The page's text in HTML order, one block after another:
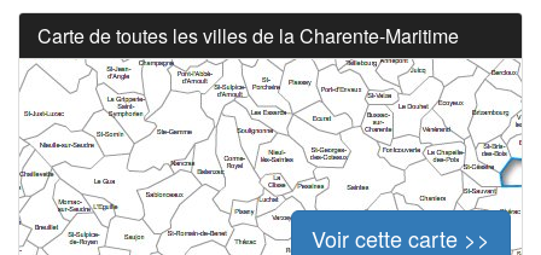
Carte de toutes les villes de la Charente-Maritime
Voir cette carte >>